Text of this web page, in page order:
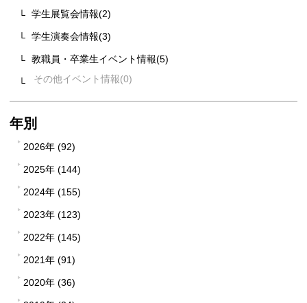
学生展覧会情報(2)
学生演奏会情報(3)
教職員・卒業生イベント情報(5)
その他イベント情報
年別
2026年 (92)
2025年 (144)
2024年 (155)
2023年 (123)
2022年 (145)
2021年 (91)
2020年 (36)